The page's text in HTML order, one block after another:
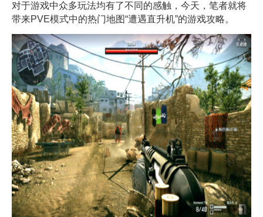
对于游戏中众多玩法均有了不同的感触，今天，笔者就将
带来PVE模式中的热门地图“遭遇直升机”的游戏攻略。